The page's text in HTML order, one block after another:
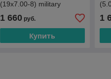
(19x7.00-8) military
1 660руб.
Купить
1